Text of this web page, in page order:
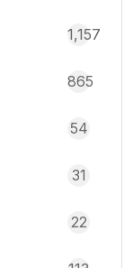
1,157
865
54
31
22